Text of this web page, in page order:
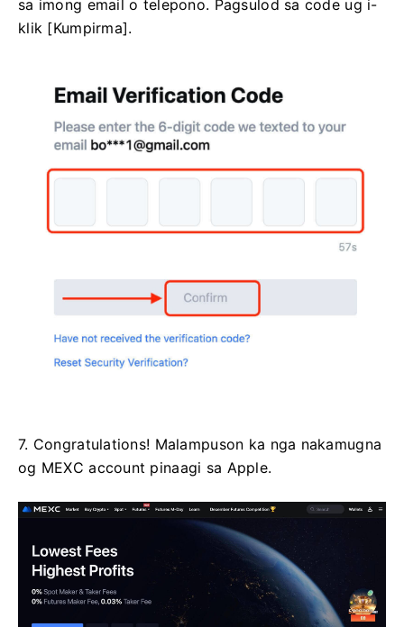
sa imong email o telepono. Pagsulod sa code ug i-
klik [Kumpirma].
7. Congratulations! Malampuson ka nga nakamugna
og MEXC account pinaagi sa Apple.